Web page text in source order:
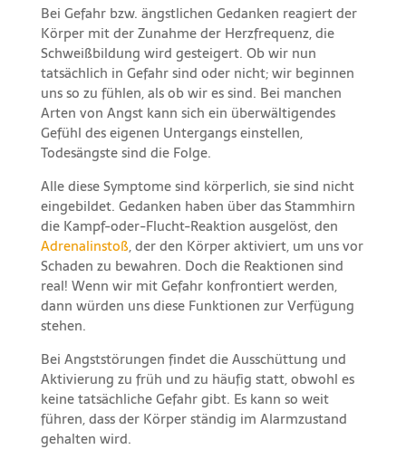
Bei Gefahr bzw. ängstlichen Gedanken reagiert der
Körper mit der Zunahme der Herzfrequenz, die
Schweißbildung wird gesteigert. Ob wir nun
tatsächlich in Gefahr sind oder nicht; wir beginnen
uns so zu fühlen, als ob wir es sind. Bei manchen
Arten von Angst kann sich ein überwältigendes
Gefühl des eigenen Untergangs einstellen,
Todesängste sind die Folge.
Alle diese Symptome sind körperlich, sie sind nicht
eingebildet. Gedanken haben über das Stammhirn
die Kampf-oder-Flucht-Reaktion ausgelöst, den
Adrenalinstoß, der den Körper aktiviert, um uns vor
Schaden zu bewahren. Doch die Reaktionen sind
real! Wenn wir mit Gefahr konfrontiert werden,
dann würden uns diese Funktionen zur Verfügung
stehen.
Bei Angststörungen findet die Ausschüttung und
Aktivierung zu früh und zu häufig statt, obwohl es
keine tatsächliche Gefahr gibt. Es kann so weit
führen, dass der Körper ständig im Alarmzustand
gehalten wird.